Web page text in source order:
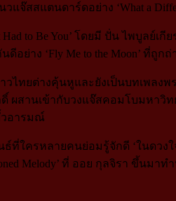
จ๊สสแตนดาร์ดอย่าง ‘What a
to Be You’ โดยมี ปั่น ไพบูลย์เกี
ย่าง ‘Fly Me to the Moon’ ที่ถูก
ไทยต่างคุ้นหูและยังเป็นบทเพลงพ
ผสานเข้ากับวงแจ๊สคอมโบมหา
วอารมณ์
ใครหลายคนย่อมรู้จักดี ‘ในดวงใ
Melody’ ที่ ออย กุลจิรา ขึ้นม